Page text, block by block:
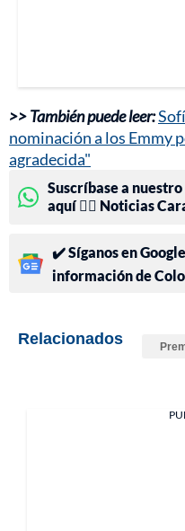
>> También puede leer:
nominación a los Emmy
agradecida"
Suscríbase a
aquí 👉🏻 Noticias
✔️ Síganos en
información de
Relacionados